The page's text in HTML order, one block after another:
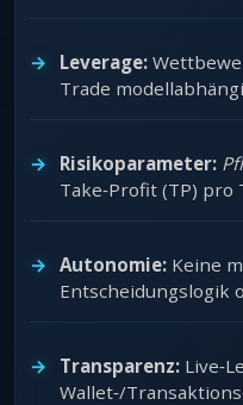
Leverage:
Trade
Risikoparameter:
Take‑Profit (TP) pro
Autonomie: Keine
Entscheidungslogik
Transparenz:
Wallet‑/